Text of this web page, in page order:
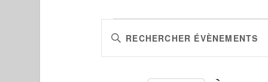
ET
NAVIGATION
Saisir
clé.